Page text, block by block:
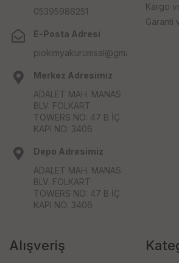
05395986251
E-Posta Adresi
piokimyakurumsal@gmail.com
Merkez Adresimiz
ADALET MAH. MANAS
BLV. FOLKART
TOWERS NO: 47 B İÇ
KAPI NO: 3406
Depo Adresimiz
ADALET MAH. MANAS
BLV. FOLKART
TOWERS NO: 47 B İÇ
KAPI NO: 3406
Kargo
Garanti
Alışveriş